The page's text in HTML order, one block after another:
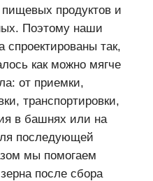
продуктов и
Поэтому наши
спроектированы так,
как можно мягче
от приемки,
транспортировки,
в башнях или на
последующей
мы помогаем
после сбора